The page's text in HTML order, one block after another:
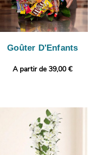
Goûter D'Enfants
A partir de 39,00 €